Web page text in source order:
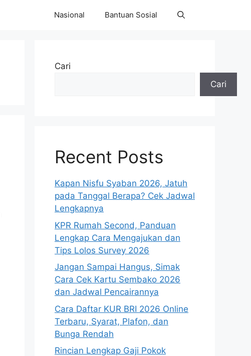
Nasional Bantuan Sosial
Cari
Cari
Recent Posts
Kapan Nisfu Syaban 2026, Jatuh
pada Tanggal Berapa? Cek Jadwal
Lengkapnya
KPR Rumah Second, Panduan
Lengkap Cara Mengajukan dan
Tips Lolos Survey 2026
Jangan Sampai Hangus, Simak
Cara Cek Kartu Sembako 2026
dan Jadwal Pencairannya
Cara Daftar KUR BRI 2026 Online
Terbaru, Syarat, Plafon, dan
Bunga Rendah
Rincian Lengkap Gaji Pokok